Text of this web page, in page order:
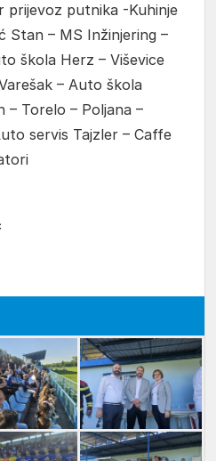
prijevoz putnika -Kuhinje
Stan – MS Inžinjering –
škola Herz – Viševice
– Auto škola
– Torelo – Poljana –
servis Tajzler – Caffe